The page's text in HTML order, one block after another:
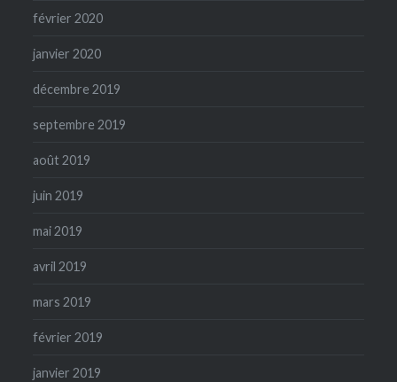
février 2020
janvier 2020
décembre 2019
septembre 2019
août 2019
juin 2019
mai 2019
avril 2019
mars 2019
février 2019
janvier 2019